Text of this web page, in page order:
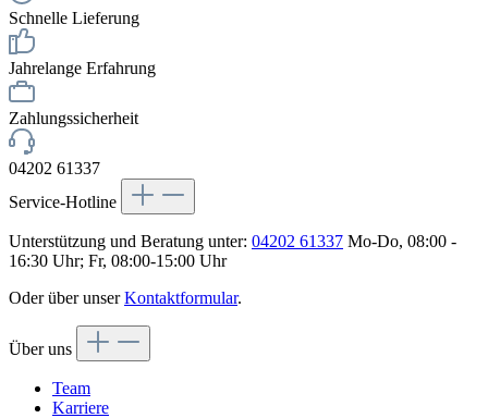
Schnelle Lieferung
Jahrelange Erfahrung
Zahlungssicherheit
04202 61337
Service-Hotline
Unterstützung und Beratung unter: 04202 61337 Mo-Do, 08:00 -
16:30 Uhr; Fr, 08:00-15:00 Uhr
Oder über unserKontaktformular.
Über uns
Team
Karriere